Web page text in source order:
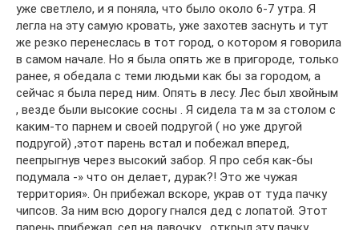
уже светлело, и я поняла, что было около 6-7 утра. Я
легла на эту самую кровать, уже захотев заснуть и тут
же резко перенеслась в тот город, о котором я говорила
в самом начале. Но я была опять же в пригороде, только
ранее, я обедала с теми людьми как бы за городом, а
сейчас я была перед ним. Опять в лесу. Лес был хвойным
, везде были высокие сосны . Я сидела та м за столом с
каким-то парнем и своей подругой ( но уже другой
подругой) ,этот парень встал и побежал вперед,
пеепрыгнув через высокий забор. Я про себя как-бы
подумала -» что он делает, дурак?! Это же чужая
территория». Он прибежал вскоре, украв от туда пачку
чипсов. За ним всю дорогу гнался дед с лопатой. Этот